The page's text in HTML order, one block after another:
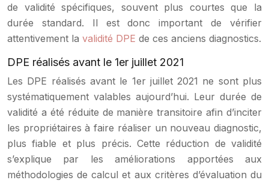
de validité spécifiques, souvent plus courtes que la
durée standard. Il est donc important de vérifier
attentivement la validité DPE de ces anciens diagnostics.
DPE réalisés avant le 1er juillet 2021
Les DPE réalisés avant le 1er juillet 2021 ne sont plus
systématiquement valables aujourd’hui. Leur durée de
validité a été réduite de manière transitoire afin d’inciter
les propriétaires à faire réaliser un nouveau diagnostic,
plus fiable et plus précis. Cette réduction de validité
s’explique par les améliorations apportées aux
méthodologies de calcul et aux critères d’évaluation du